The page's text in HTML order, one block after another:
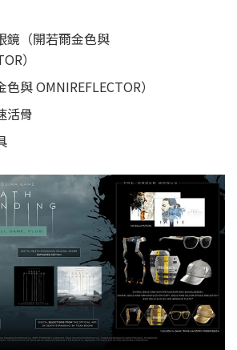
鏡（開若爾金色與
）
與 OMNIREFLECTOR）
活骨